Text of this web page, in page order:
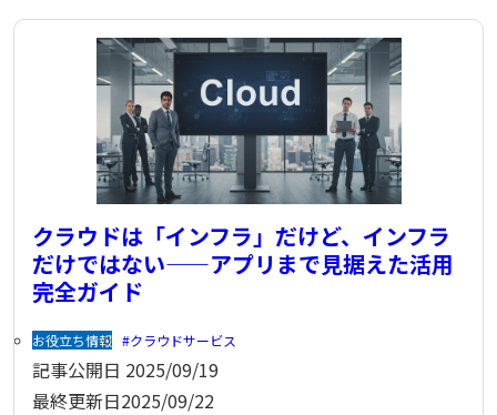
クラウドは「インフラ」だけど、インフラ
だけではない——アプリまで見据えた活用
完全ガイド
お役立ち情報 クラウドサービス
記事公開日 2025/09/19
最終更新日2025/09/22